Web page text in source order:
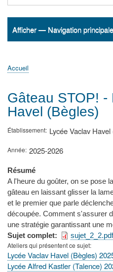
Navigation
Afficher — Navigation principale
Accueil
ActualitésMATh.en.JEANS ?
Régions et Ateliers
Créer, gérer un atelier
Sujets/Publications
Congrès
d'Ariane
Accueil
Gâteau STOP! -
Havel (Bègles)
Établissement Lycée Vaclav
Année 2025-2026
Résumé
A l'heure du goûter, on se pose
gâteau en laissant glisser la
et le premier que parle
découpée. Comment s'assurer
une stratégie garantissant une
Sujet complet
Ateliers qui présentent ce sujet
Lycée Vaclav Havel (Bègles)
Lycée Alfred Kastler (Talence)